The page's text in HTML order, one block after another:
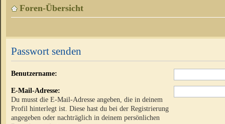
Foren-Übersicht
Passwort senden
Benutzername:
E-Mail-Adresse:
Du musst die E-Mail-Adresse angeben, die in deinem
Profil hinterlegt ist. Diese hast du bei der Registrierung
angegeben oder nachträglich in deinem persönlichen